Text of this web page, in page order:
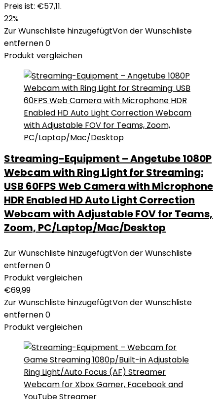
Preis ist: €57,11.
22%
Zur Wunschliste hinzugefügtVon der Wunschliste
entfernen0
Produkt vergleichen
Streaming-Equipment – Angetube 1080P
Webcam with Ring Light for Streaming:
USB 60FPS Web Camera with Microphone
HDR Enabled HD Auto Light Correction
Webcam with Adjustable FOV for Teams,
Zoom, PC/Laptop/Mac/Desktop
Zur Wunschliste hinzugefügtVon der Wunschliste
entfernen0
Produkt vergleichen
€69,99
Zur Wunschliste hinzugefügtVon der Wunschliste
entfernen0
Produkt vergleichen